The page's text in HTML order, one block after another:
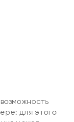
для этого